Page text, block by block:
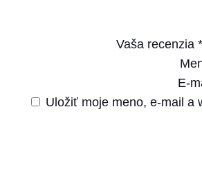
Vaša recenzia *
E-
Uložiť moje meno, e-mail a